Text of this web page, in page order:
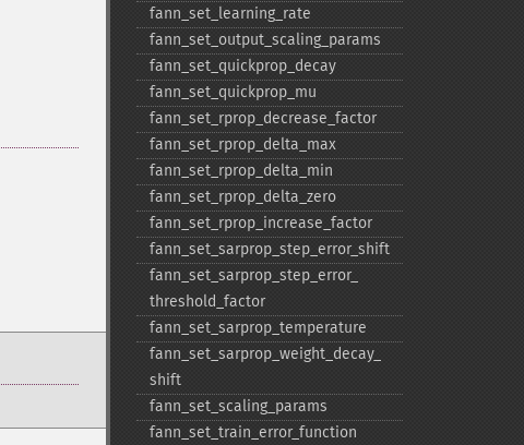
fann_​set_​learning_​rate
fann_​set_​output_​scaling_​params
fann_​set_​quickprop_​decay
fann_​set_​quickprop_​mu
fann_​set_​rprop_​decrease_​factor
fann_​set_​rprop_​delta_​max
fann_​set_​rprop_​delta_​min
fann_​set_​rprop_​delta_​zero
fann_​set_​rprop_​increase_​factor
fann_​set_​sarprop_​step_​error_​shift
fann_​set_​sarprop_​step_​error_​
threshold_​factor
fann_​set_​sarprop_​temperature
fann_​set_​sarprop_​weight_​decay_​
shift
fann_​set_​scaling_​params
fann_​set_​train_​error_​function